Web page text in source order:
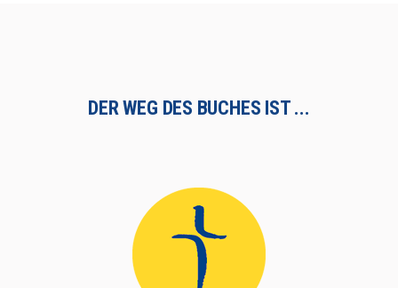
DER WEG DES BUCHES IST ...